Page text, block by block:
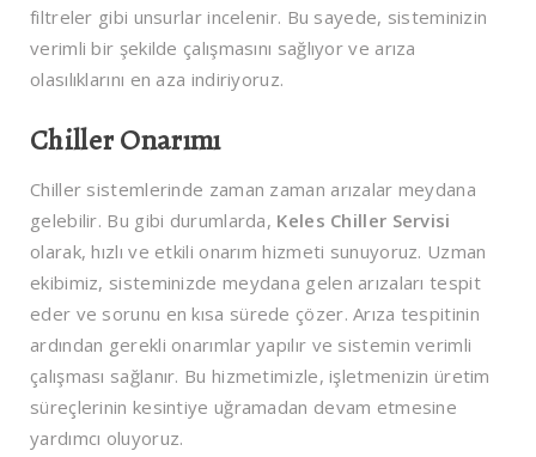
filtreler gibi unsurlar incelenir. Bu sayede, sisteminizin
verimli bir şekilde çalışmasını sağlıyor ve arıza
olasılıklarını en aza indiriyoruz.
Chiller Onarımı
Chiller sistemlerinde zaman zaman arızalar meydana
gelebilir. Bu gibi durumlarda, Keles Chiller Servisi
olarak, hızlı ve etkili onarım hizmeti sunuyoruz. Uzman
ekibimiz, sisteminizde meydana gelen arızaları tespit
eder ve sorunu en kısa sürede çözer. Arıza tespitinin
ardından gerekli onarımlar yapılır ve sistemin verimli
çalışması sağlanır. Bu hizmetimizle, işletmenizin üretim
süreçlerinin kesintiye uğramadan devam etmesine
yardımcı oluyoruz.